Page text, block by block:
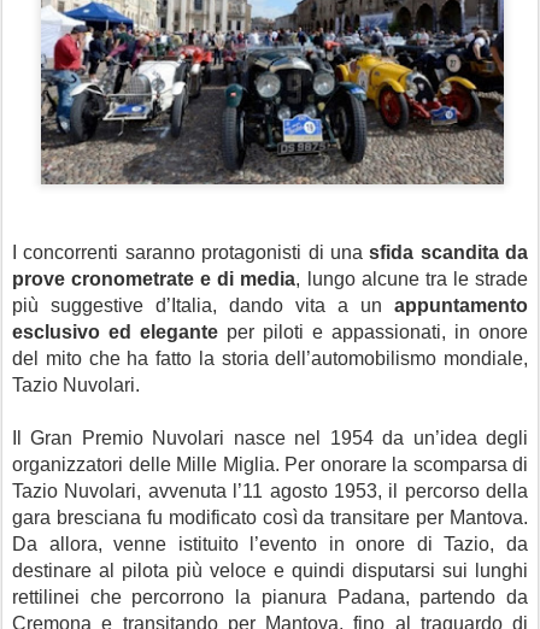
I concorrenti saranno protagonisti di unasfida scandita da
prove cronometrate e di media, lungo alcune tra le strade
più suggestive d’Italia, dando vita a un appuntamento
esclusivo ed elegante per piloti e appassionati, in onore
del mito che ha fatto la storia dell’automobilismo mondiale,
Tazio Nuvolari.
Il Gran Premio Nuvolari nasce nel 1954 da un’idea degli
organizzatori delle Mille Miglia. Per onorare la scomparsa di
Tazio Nuvolari, avvenuta l’11 agosto 1953, il percorso della
gara bresciana fu modificato così da transitare per Mantova.
Da allora, venne istituito l’evento in onore di Tazio, da
destinare al pilota più veloce e quindi disputarsi sui lunghi
rettilinei che percorrono la pianura Padana, partendo da
Cremona e transitando per Mantova, fino al traguardo di